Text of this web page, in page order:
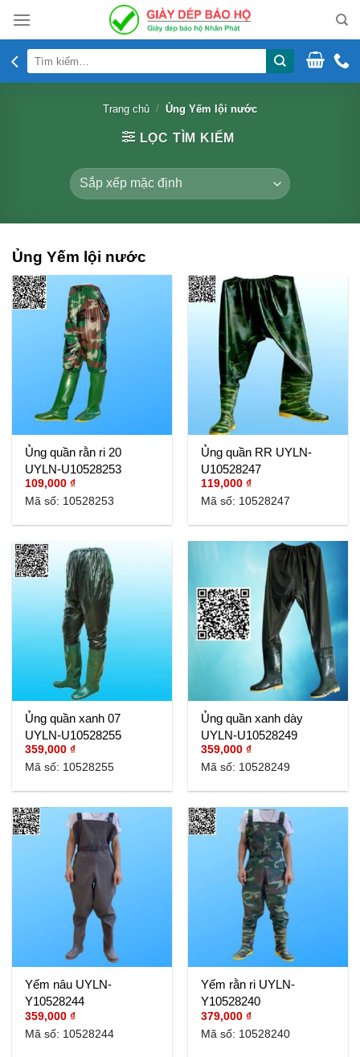
content
Tìm
kiếm:
Trang chủ / Ủng Yếm lội nước
LỌC TÌM KIẾM
Ủng Yếm lội nước
Ủng quần rằn ri 20
UYLN-U10528253
109,000₫
Mã số: 10528253
Ủng quần RR UYLN-
U10528247
119,000₫
Mã số: 10528247
Ủng quần xanh 07
UYLN-U10528255
359,000₫
Mã số: 10528255
Ủng quần xanh dày
UYLN-U10528249
359,000₫
Mã số: 10528249
Yếm nâu UYLN-
Y10528244
359,000₫
Mã số: 10528244
Yếm rằn ri UYLN-
Y10528240
379,000₫
Mã số: 10528240